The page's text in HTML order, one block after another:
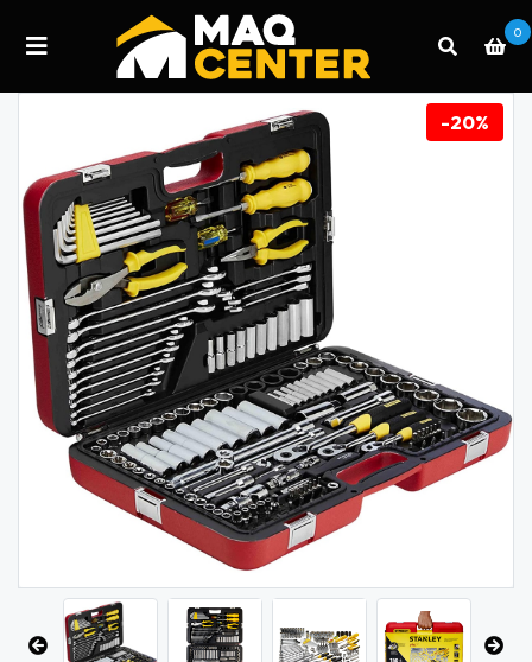
0
-20%